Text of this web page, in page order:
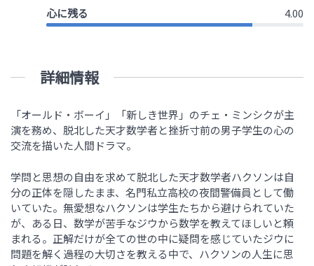
心に残る
4.00
詳細情報
「オールド・ボーイ」「新しき世界」のチェ・ミンシクが主
演を務め、脱北した天才数学者と挫折寸前の男子学生の心の
交流を描いた人間ドラマ。
学問と思想の自由を求めて脱北した天才数学者ハクソンは自
分の正体を隠したまま、名門私立高校の夜間警備員として働
いていた。無愛想なハクソンは学生たちから避けられていた
が、ある日、数学が苦手なジウから数学を教えてほしいと頼
まれる。正解だけが全ての世の中に疑問を感じていたジウに
問題を解く過程の大切さを教える中で、ハクソンの人生に思